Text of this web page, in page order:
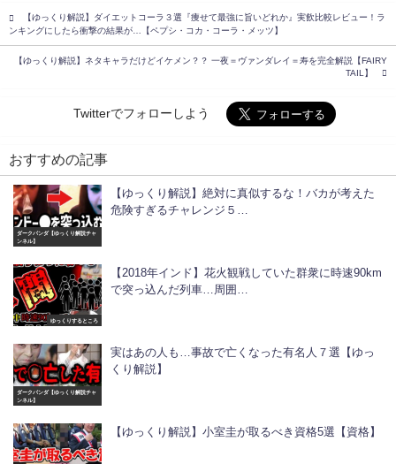
【ゆっくり解説】ダイエットコーラ３選『痩せて最強に旨いどれか』実飲比較レビュー！ラ
ンキングにしたら衝撃の結果が…【ペプシ・コカ・コーラ・メッツ】
【ゆっくり解説】ネタキャラだけどイケメン？？ 一夜＝ヴァンダレイ＝寿を完全解説【FAIRY
TAIL】
Twitterでフォローしよう
おすすめの記事
ダークパンダ【ゆっくり解説チャ
ンネル】
【ゆっくり解説】絶対に真似するな！バカが考えた
危険すぎるチャレンジ５…
ゆっくりするところ
【2018年インド】花火観戦していた群衆に時速90km
で突っ込んだ列車…周囲…
ダークパンダ【ゆっくり解説チャ
ンネル】
実はあの人も…事故で亡くなった有名人７選【ゆっ
くり解説】
【ゆっくり解説】小室圭が取るべき資格5選【資格】